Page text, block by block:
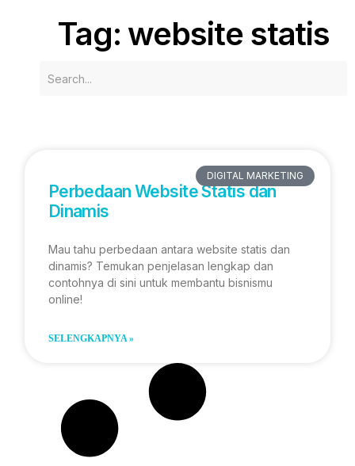
Tag: website statis
DIGITAL MARKETING
Perbedaan Website Statis dan
Dinamis
Mau tahu perbedaan antara website statis dan
dinamis? Temukan penjelasan lengkap dan
contohnya di sini untuk membantu bisnismu
online!
SELENGKAPNYA »